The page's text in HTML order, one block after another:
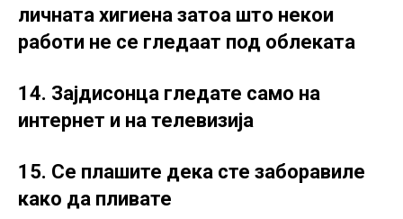
личната хигиена затоа што некои
работи не се гледаат под облеката
14. Зајдисонца гледате само на
интернет и на телевизија
15. Се плашите дека сте заборавиле
како да пливате